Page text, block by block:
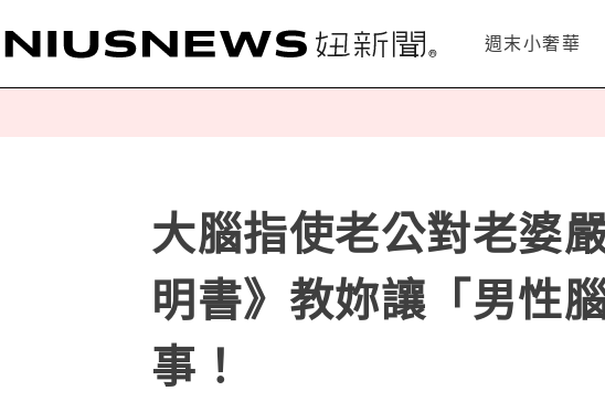
週末小奢華
大腦指使老公對老婆
明書》教妳讓「男性
事！